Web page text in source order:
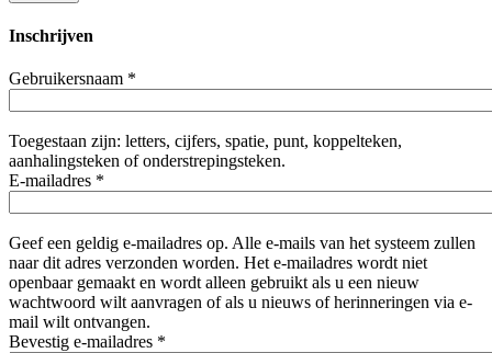
Inschrijven
Gebruikersnaam *
Toegestaan zijn: letters, cijfers, spatie, punt, koppelteken,
aanhalingsteken of onderstrepingsteken.
E-mailadres *
Geef een geldig e-mailadres op. Alle e-mails van het systeem zullen
naar dit adres verzonden worden. Het e-mailadres wordt niet
openbaar gemaakt en wordt alleen gebruikt als u een nieuw
wachtwoord wilt aanvragen of als u nieuws of herinneringen via e-
mail wilt ontvangen.
Bevestig e-mailadres *